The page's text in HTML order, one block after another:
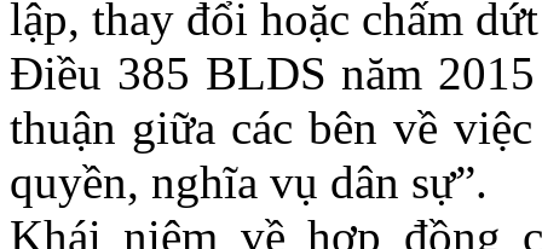
lập, thay đổi hoặc chấm
Điều 385 BLDS năm
thuận giữa các bên về
quyền, nghĩa vụ dân sự”.
Khái niệm về hợp đồng